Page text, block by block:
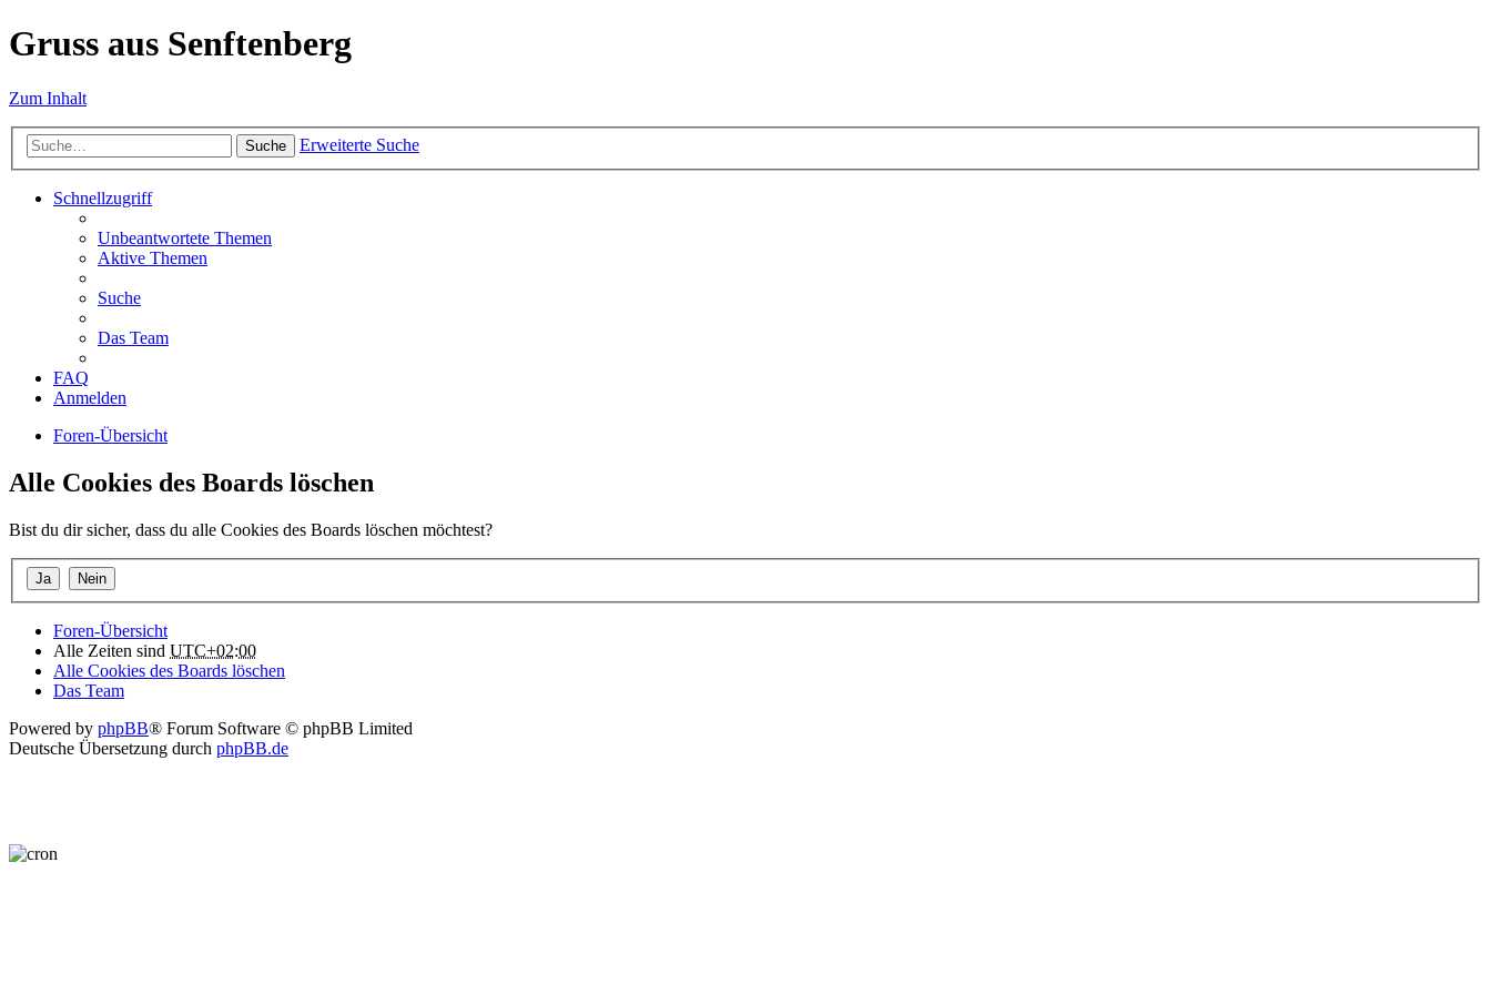
Gruss aus Senftenberg
Zum Inhalt
Suche Erweiterte Suche
Schnellzugriff
Unbeantwortete Themen
Aktive Themen
Suche
Das Team
FAQ
Anmelden
Foren-Übersicht
Alle Cookies des Boards löschen
Bist du dir sicher, dass du alle Cookies des Boards löschen möchtest?
Foren-Übersicht
Alle Zeiten sind UTC+02:00
Alle Cookies des Boards löschen
Das Team
Powered by phpBB® Forum Software © phpBB Limited
Deutsche Übersetzung durch phpBB.de